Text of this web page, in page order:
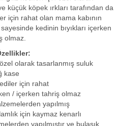
küçük köpek ırkları tarafından da
için rahat olan mama kabının
kedinin bıyıkları içerken
olmaz.
olarak tasarlanmış suluk
kase
için rahat
/ içerken tahriş olmaz
yapılmış
için kaymaz kenarlı
yapılmıştır ve bulaşık